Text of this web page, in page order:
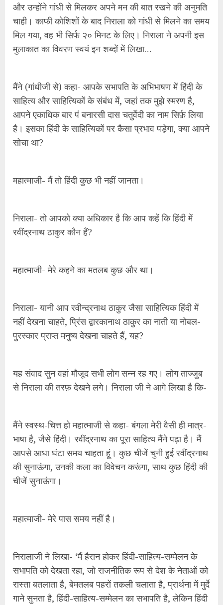
और उन्होंने गांधी से मिलकर अपने मन की बात रखने की अनुमति
चाही। काफी कोशिशों के बाद निराला को गांधी से मिलने का समय
मिल गया, वह भी सिर्फ २० मिनट के लिए। निराला ने अपनी इस
मुलाकात का विवरण स्वयं इन शब्दों में लिखा…
मैंने (गांधीजी से) कहा- आपके सभापति के अभिभाषण में हिंदी के
साहित्य और साहित्यिकों के संबंध में, जहां तक मुझे स्मरण है,
आपने एकाधिक बार पं बनारसी दास चतुर्वेदी का नाम सिर्फ़ लिया
है। इसका हिंदी के साहित्यिकों पर कैसा प्रभाव पड़ेगा, क्या आपने
सोचा था?
महात्माजी- मैं तो हिंदी कुछ भी नहीं जानता।
निराला- तो आपको क्या अधिकार है कि आप कहें कि हिंदी में
रवींद्रनाथ ठाकुर कौन हैं?
महात्माजी- मेरे कहने का मतलब कुछ और था।
निराला- यानी आप रवीन्द्रनाथ ठाकुर जैसा साहित्यिक हिंदी में
नहीं देखना चाहते, प्रिंस द्वारकानाथ ठाकुर का नाती या नोबल-
पुरस्कार प्राप्त मनुष्य देखना चाहते हैं, यह?
यह संवाद सुन वहां मौजूद सभी लोग सन्न रह गए। लोग ताज्जुब
से निराला की तरफ़ देखने लगे। निराला जी ने आगे लिखा है कि-
मैंने स्वस्थ-चित्त हो महात्माजी से कहा- बंगला मेरी वैसी ही मात्र-
भाषा है, जैसे हिंदी। रवींद्रनाथ का पूरा साहित्य मैंने पढ़ा है। मैं
आपसे आधा घंटा समय चाहता हूं। कुछ चीजें चुनी हुई रवींद्रनाथ
की सुनाऊंगा, उनकी कला का विवेचन करूंगा, साथ कुछ हिंदी की
चीजें सुनाऊंगा।
महात्माजी- मेरे पास समय नहीं है।
निरालाजी ने लिखा- ‘मैं हैरान होकर हिंदी-साहित्य-सम्मेलन के
सभापति को देखता रहा, जो राजनीतिक रूप से देश के नेताओं को
रास्ता बतलाता है, बेमतलब पहरों तकली चलाता है, प्रार्थना में मुर्दे
गाने सुनता है, हिंदी-साहित्य-सम्मेलन का सभापति है, लेकिन हिंदी